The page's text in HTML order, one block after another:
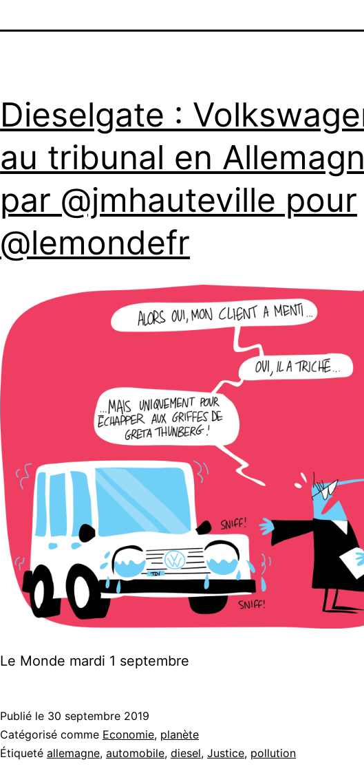
Dieselgate :
au tribunal en
par @jmhauteville pour
@lemondefr
Le Monde mardi 1 septembre
Publié le 30 septembre 2019
Catégorisé comme Economie, planète
Étiqueté allemagne, automobile, diesel, Justice, pollution